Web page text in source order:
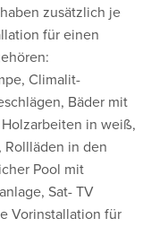
zusätzlich je
für einen
Climalit-
Bäder mit
Holzarbeiten in weiß,
Rollläden in den
Pool mit
Sat- TV
Vorinstallation für